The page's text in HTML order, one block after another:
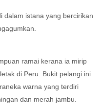
dalam istana yang bercirikan
ramai kerana ia mirip
di Peru. Bukit pelangi ini
warna yang terdiri
dan merah jambu.